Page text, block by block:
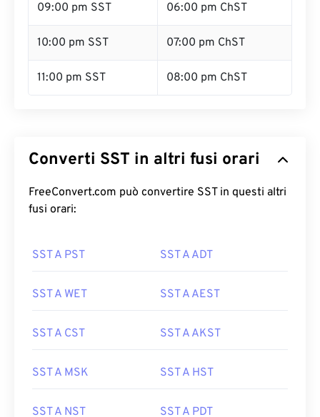
09:00 pm SST 06:00 pm ChST
10:00 pm SST 07:00 pm ChST
11:00 pm SST 08:00 pm ChST
Converti SST in altri fusi orari
FreeConvert.com può convertire SST in questi altri
fusi orari:
SST A PST SST A ADT
SST A WET SST A AEST
SST A CST SST A AKST
SST A MSK SST A HST
SST A NST SST A PDT